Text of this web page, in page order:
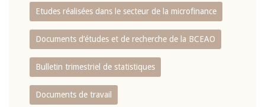
Etudes réalisées dans le secteur de la microfinance
Documents d’études et de recherche de la BCEAO
Bulletin trimestriel de statistiques
Documents de travail